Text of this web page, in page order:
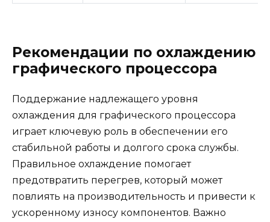
Рекомендации по охлаждению
графического процессора
Поддержание надлежащего уровня
охлаждения для графического процессора
играет ключевую роль в обеспечении его
стабильной работы и долгого срока службы.
Правильное охлаждение помогает
предотвратить перегрев, который может
повлиять на производительность и привести к
ускоренному износу компонентов. Важно